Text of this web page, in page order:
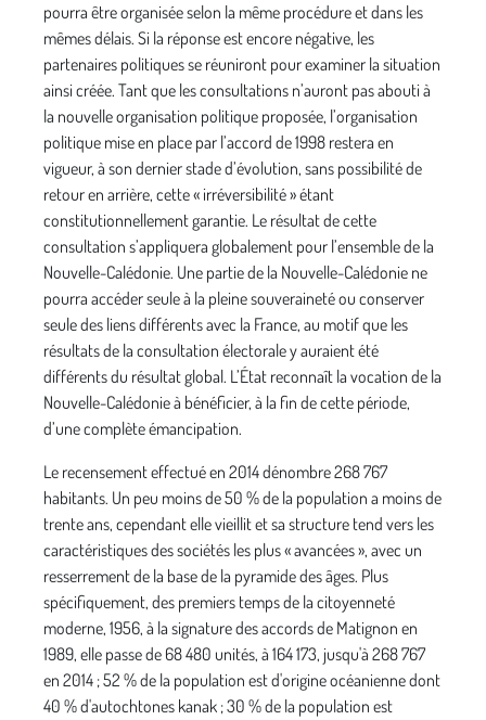
pourra être organisée selon la même procédure et dans les
mêmes délais. Si la réponse est encore négative, les
partenaires politiques se réuniront pour examiner la situation
ainsi créée. Tant que les consultations n’auront pas abouti à
la nouvelle organisation politique proposée, l’organisation
politique mise en place par l’accord de 1998 restera en
vigueur, à son dernier stade d’évolution, sans possibilité de
retour en arrière, cette « irréversibilité » étant
constitutionnellement garantie. Le résultat de cette
consultation s’appliquera globalement pour l’ensemble de la
Nouvelle-Calédonie. Une partie de la Nouvelle-Calédonie ne
pourra accéder seule à la pleine souveraineté ou conserver
seule des liens différents avec la France, au motif que les
résultats de la consultation électorale y auraient été
différents du résultat global. L’État reconnaît la vocation de la
Nouvelle-Calédonie à bénéficier, à la fin de cette période,
d’une complète émancipation.
Le recensement effectué en 2014 dénombre 268 767
habitants. Un peu moins de 50 % de la population a moins de
trente ans, cependant elle vieillit et sa structure tend vers les
caractéristiques des sociétés les plus « avancées », avec un
resserrement de la base de la pyramide des âges. Plus
spécifiquement, des premiers temps de la citoyenneté
moderne, 1956, à la signature des accords de Matignon en
1989, elle passe de 68 480 unités, à 164 173, jusqu'à 268 767
en 2014 ; 52 % de la population est d'origine océanienne dont
40 % d'autochtones kanak ; 30 % de la population est